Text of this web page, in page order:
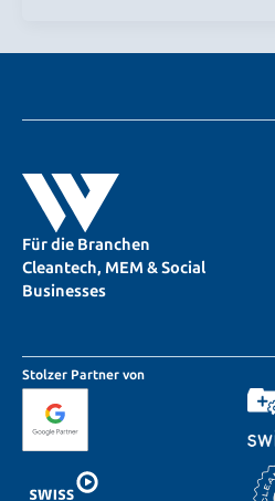
Für die Branchen
Cleantech, MEM & Social
Businesses
Stolzer Partner von